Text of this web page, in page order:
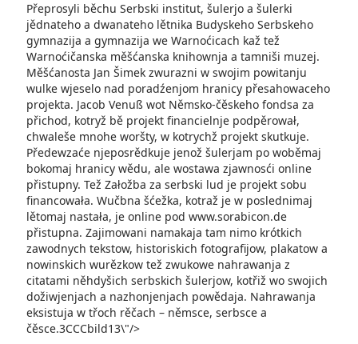
Přeprosyli běchu Serbski institut, šulerjo a šulerki
jědnateho a dwanateho lětnika Budyskeho Serbskeho
gymnazija a gymnazija we Warnoćicach kaž tež
Warnoćičanska měšćanska knihownja a tamniši muzej.
Měšćanosta Jan Šimek zwurazni w swojim powitanju
wulke wjeselo nad poradźenjom hranicy přesahowaceho
projekta. Jacob Venuß wot Němsko-čěskeho fondsa za
přichod, kotryž bě projekt financielnje podpěrował,
chwaleše mnohe woršty, w kotrychž projekt skutkuje.
Předewzaće njepo­srědkuje jenož šulerjam po woběmaj
bokomaj hranicy wědu, ale wostawa zjawnosći online
přistupny. Tež Załožba za serbski lud je projekt sobu
financowała. Wučbna šćežka, kotraž je w poslednimaj
lětomaj nastała, je online pod www.sorabicon.de
přistupna. Zajimowani namakaja tam nimo krótkich
zawo­dnych tekstow, historiskich fotografijow, plakatow a
nowinskich wurězkow tež zwukowe nahrawanja z
citatami něhdyšich serbskich šulerjow, kotřiž wo swojich
dožiwjenjach a nazhonjenjach powědaja. Nahrawanja
eksistuja w třoch rěčach – němsce, serbsce a
čěsce.3CCCbild13\"/>